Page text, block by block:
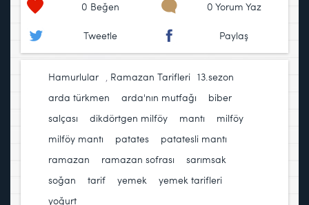
0 Beğen 0 Yorum Yaz
Tweetle Paylaş
Hamurlular , Ramazan Tarifleri 13.sezon
arda türkmen
arda'nın mutfağı
biber
salçası
dikdörtgen milföy mantı milföy
milföy mantı
patates patatesli mantı
ramazan
ramazan sofrası sarımsak
soğan
tarif yemek yemek tarifleri
yoğurt